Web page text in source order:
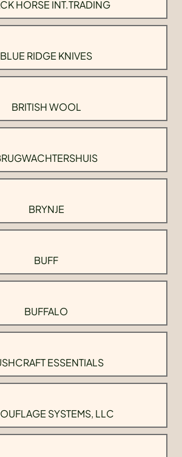
HORSE INT.TRADING
BLUE RIDGE KNIVES
BRITISH WOOL
BRYNJE
BUFF
BUFFALO
ESSENTIALS
SYSTEMS, LLC